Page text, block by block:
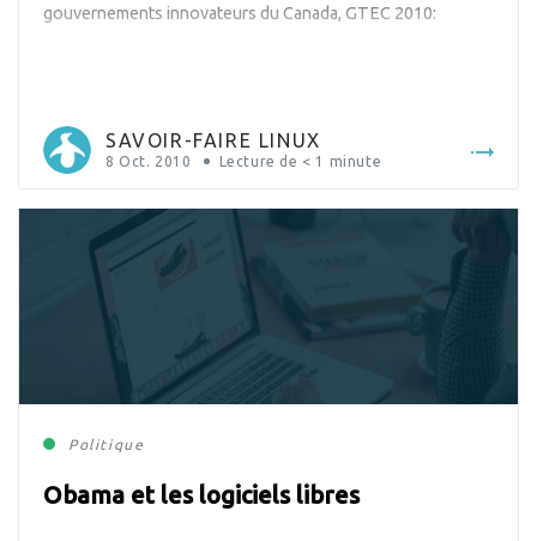
gouvernements innovateurs du Canada, GTEC 2010:
SAVOIR-FAIRE LINUX
8 Oct. 2010 Lecture de < 1 minute
Politique
Obama et les logiciels libres